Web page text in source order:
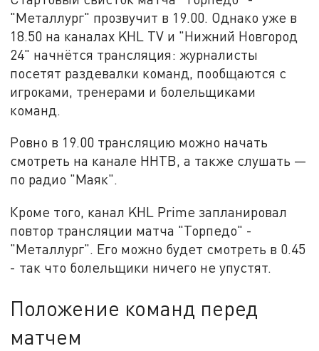
"Металлург" прозвучит в 19.00. Однако уже в
18.50 на каналах KHL TV и "Нижний Новгород
24" начнётся трансляция: журналисты
посетят раздевалки команд, пообщаются с
игроками, тренерами и болельщиками
команд.
Ровно в 19.00 трансляцию можно начать
смотреть на канале ННТВ, а также слушать —
по радио "Маяк".
Кроме того, канал KHL Prime запланировал
повтор трансляции матча "Торпедо" -
"Металлург". Его можно будет смотреть в 0.45
- так что болельщики ничего не упустят.
Положение команд перед
матчем